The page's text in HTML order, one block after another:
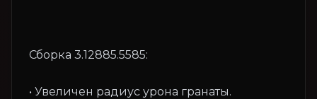
Сборка 3.12885.5585:
• Увеличен радиус урона гранаты.